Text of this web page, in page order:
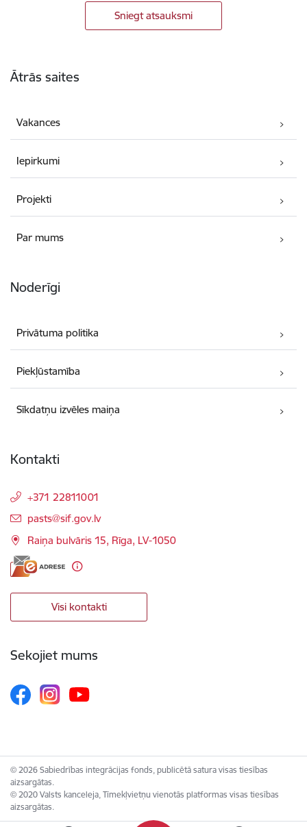
Sniegt atsauksmi
Ātrās saites
Vakances
Iepirkumi
Projekti
Par mums
Noderīgi
Privātuma politika
Piekļūstamība
Sīkdatņu izvēles maiņa
Kontakti
+371 22811001
E-pasts:
pasts@sif.gov.lv
Raiņa bulvāris 15, Rīga, LV-1050
Visi kontakti
Sekojiet mums
© 2026 Sabiedrības integrācijas fonds, publicētā satura visas tiesības
aizsargātas.
© 2020 Valsts kanceleja, Tīmekļvietņu vienotās platformas visas tiesības
aizsargātas.